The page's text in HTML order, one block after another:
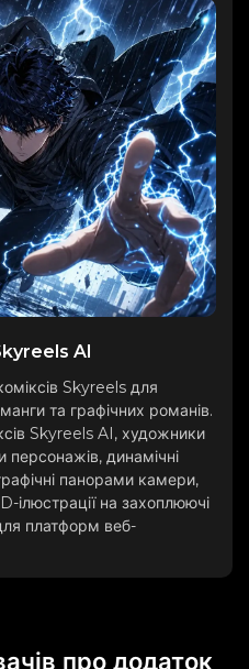
AI
Skyreels для
та графічних романів.
Skyreels AI, художники
динамічні
панорами камери,
ілюстрації на захоплюючі
для платформ веб-
про додаток